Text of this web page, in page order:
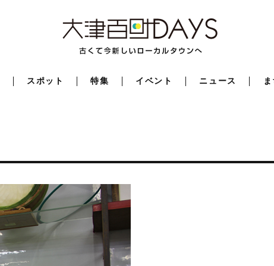
スポット 特集 イベント ニュース